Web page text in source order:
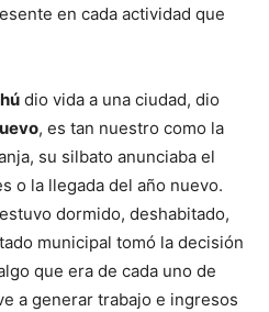
en cada actividad que
dio vida a una ciudad, dio
, es tan nuestro como la
su silbato anunciaba el
o la llegada del año nuevo.
dormido, deshabitado,
municipal tomó la decisión
que era de cada uno de
a generar trabajo e ingresos